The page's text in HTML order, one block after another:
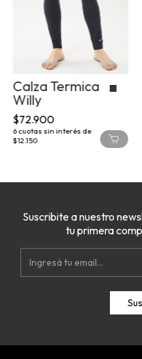
Calza Termica
Willy
$72.900
6cuotas sin interés de
$12.150
Suscribite a nuestro
tu primera